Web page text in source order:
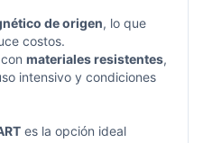
de origen, lo que
costos.
materiales resistentes,
intensivo y condiciones
es la opción ideal